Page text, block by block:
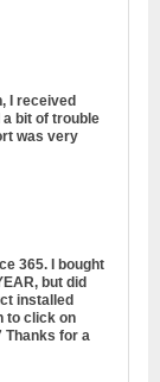
I received
bit of trouble
was very
365. I bought
but did
installed
to click on
Thanks for a